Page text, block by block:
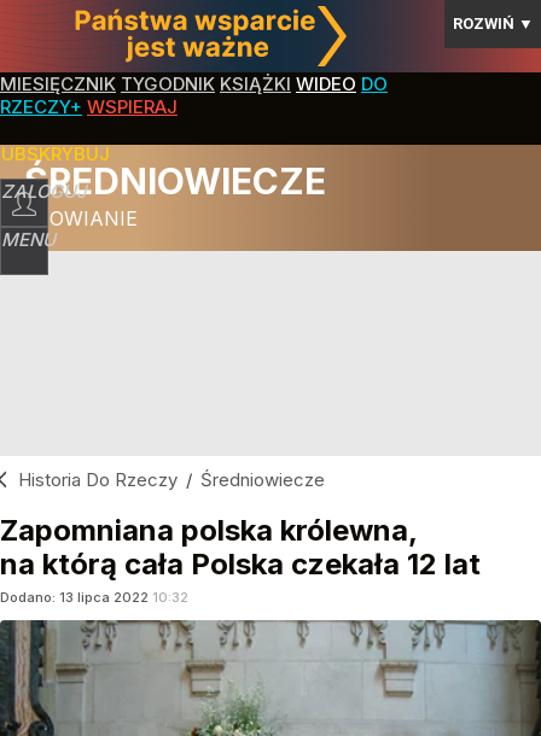
ROZWIŃ ▼
MIESIĘCZNIK TYGODNIK KSIĄŻKI WIDEO DO
RZECZY+ WSPIERAJ
ZALOGUJ
MENU
ŚREDNIOWIECZE
SŁOWIANIE
Historia Do Rzeczy / Średniowiecze
Zapomniana polska królewna,
na którą cała Polska czekała 12 lat
Dodano: 13 lipca 2022 10:32